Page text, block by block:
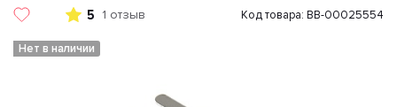
5 1 отзыв Код товара: BB-00025554
Нет в наличии